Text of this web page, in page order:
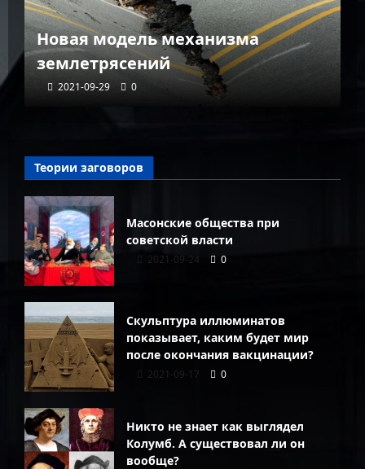
Новая модель механизма
землетрясений
2021-09-29 0
Теории заговоров
Масонские общества при
советской власти
2021-09-24 0
Скульптура иллюминатов
показывает, каким будет мир
после окончания вакцинации?
2021-09-17 0
Никто не знает как выглядел
Колумб. А существовал ли он
вообще?